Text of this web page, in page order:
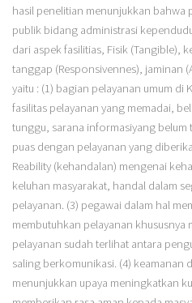
hasil penelitian menunjukkan bahwa
publik bidang administrasi
dari aspek fasilitias, Fisik (Tangible),
tanggap (Responsivennes), jaminan
yaitu : (1) bagian pelayanan umum di
fasilitas pelayanan yang memadai,
tunggu, sarana informasiyang belum
puas dengan pelayanan yang
Reability (kehandalan) mengenai
keluhan masyarakat, handal dalam
pelayanan. (3) pegawai dalam hal
membutuhkan pelayanan
pelayanan sudah terlihat antara
saling berkomunikasi. (4) keamanan
menunjukkan upaya meningkatkan